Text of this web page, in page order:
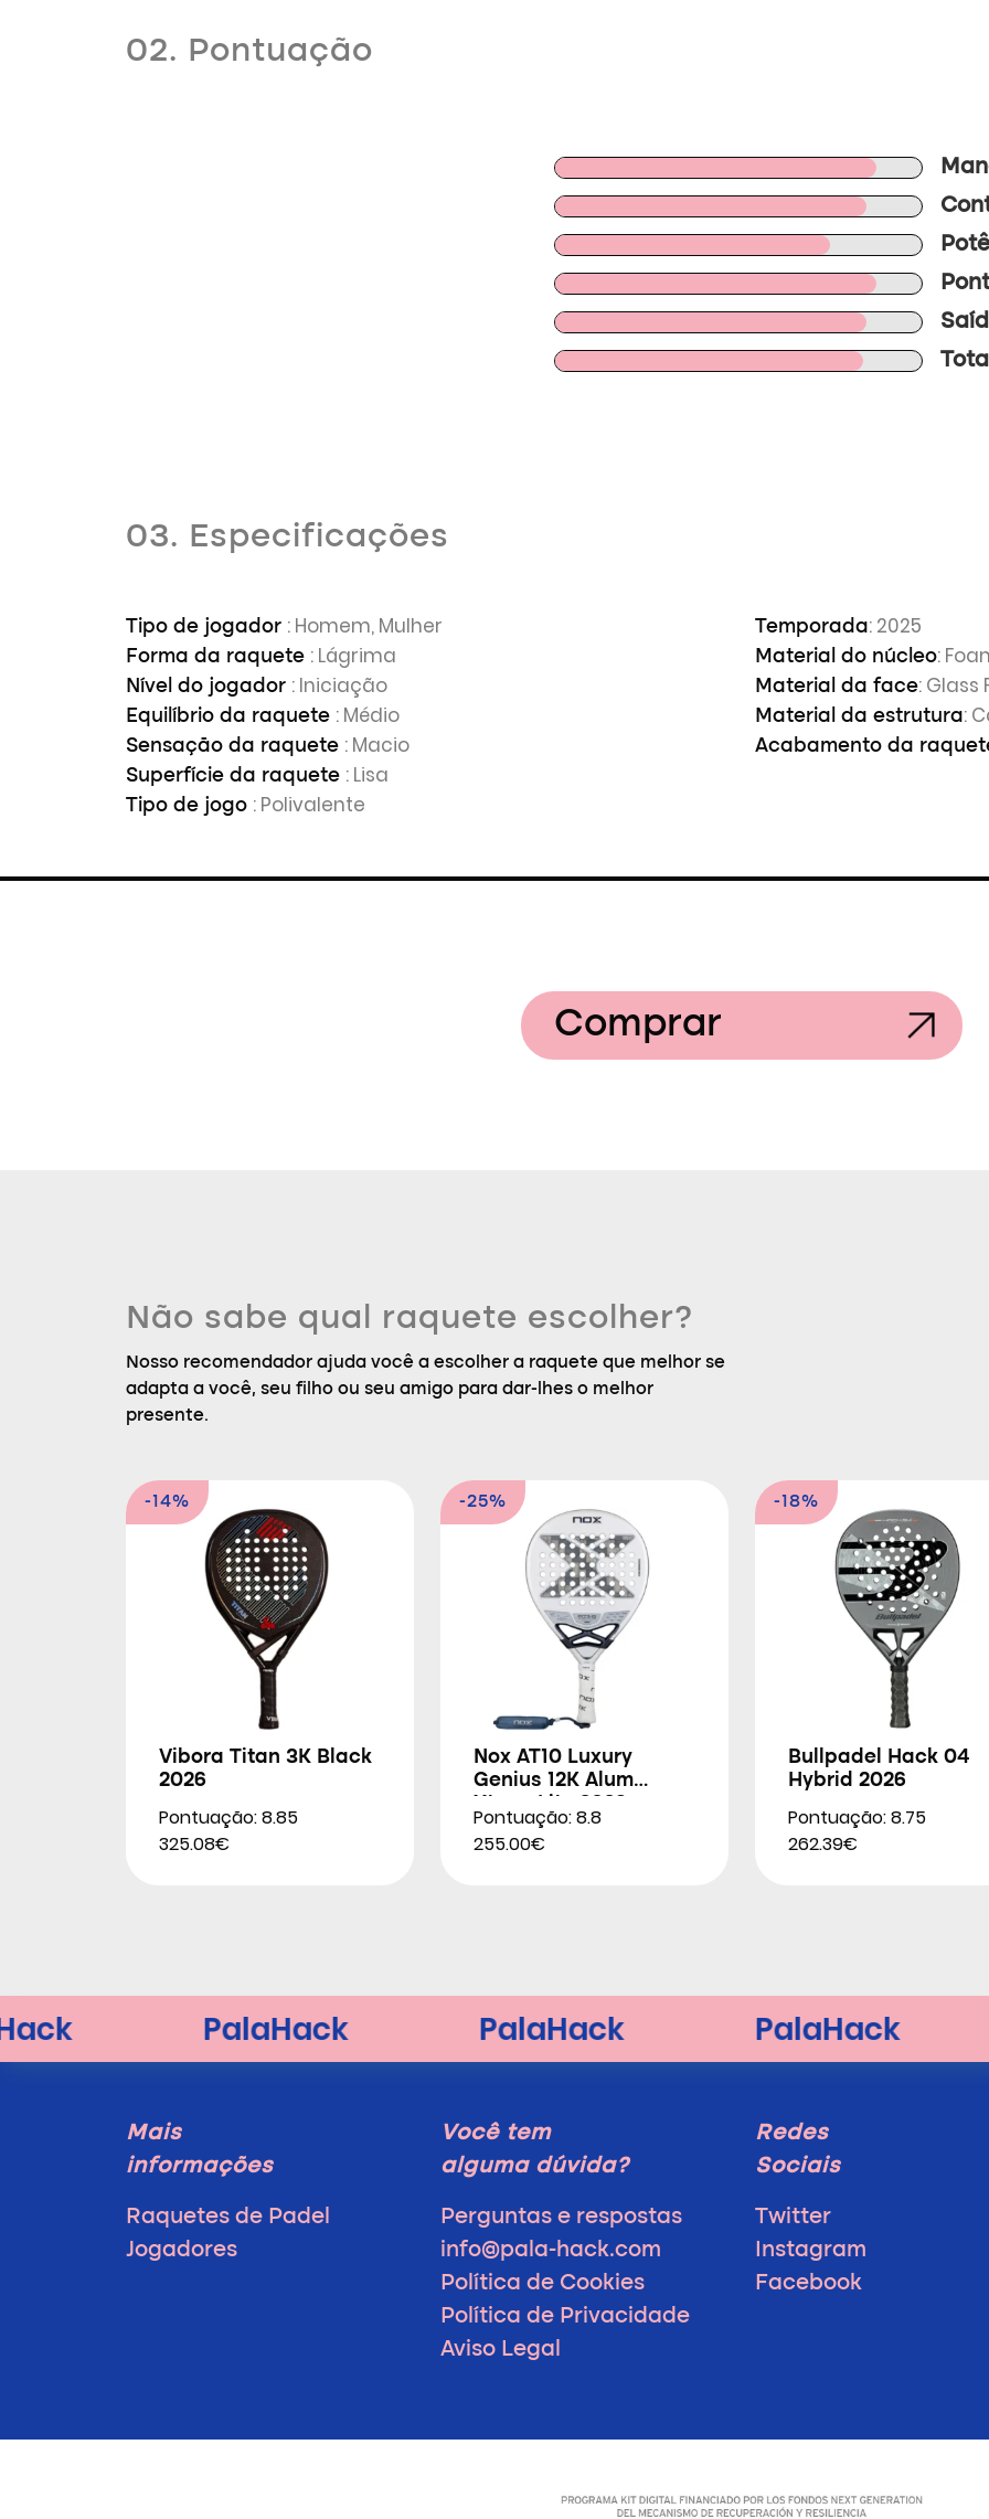
02. Pontuação
03. Especificações
Tipo de jogador : Homem, Mulher
Forma da raquete : Lágrima
Nível do jogador : Iniciação
Equilíbrio da raquete : Médio
Sensação da raquete : Macio
Superfície da raquete : Lisa
Tipo de jogo : Polivalente
Temporada: 2025
Material do núcleo:
Material da face: Glass
Material da estrutura:
Acabamento da
Comprar
Não sabe qual raquete escolher?
Nosso recomendador ajuda você a escolher a raquete que melhor se
adapta a você, seu filho ou seu amigo para dar-lhes o melhor
presente.
-14%
Vibora Titan 3K Black
2026
Pontuação: 8.85
325.08€
-25%
Nox AT10 Luxury
Genius 12K Alum
Pontuação: 8.8
255.00€
-18%
Bullpadel Hack 04
Hybrid 2026
Pontuação: 8.75
262.39€
Mais
informações
Raquetes de Padel
Jogadores
Você tem
alguma dúvida?
Perguntas e respostas
info@pala-hack.com
Política de Cookies
Política de Privacidade
Aviso Legal
Redes
Sociais
Twitter
Instagram
Facebook